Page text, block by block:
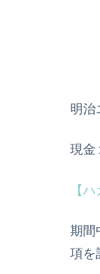
明治
現金
【
期間
項を